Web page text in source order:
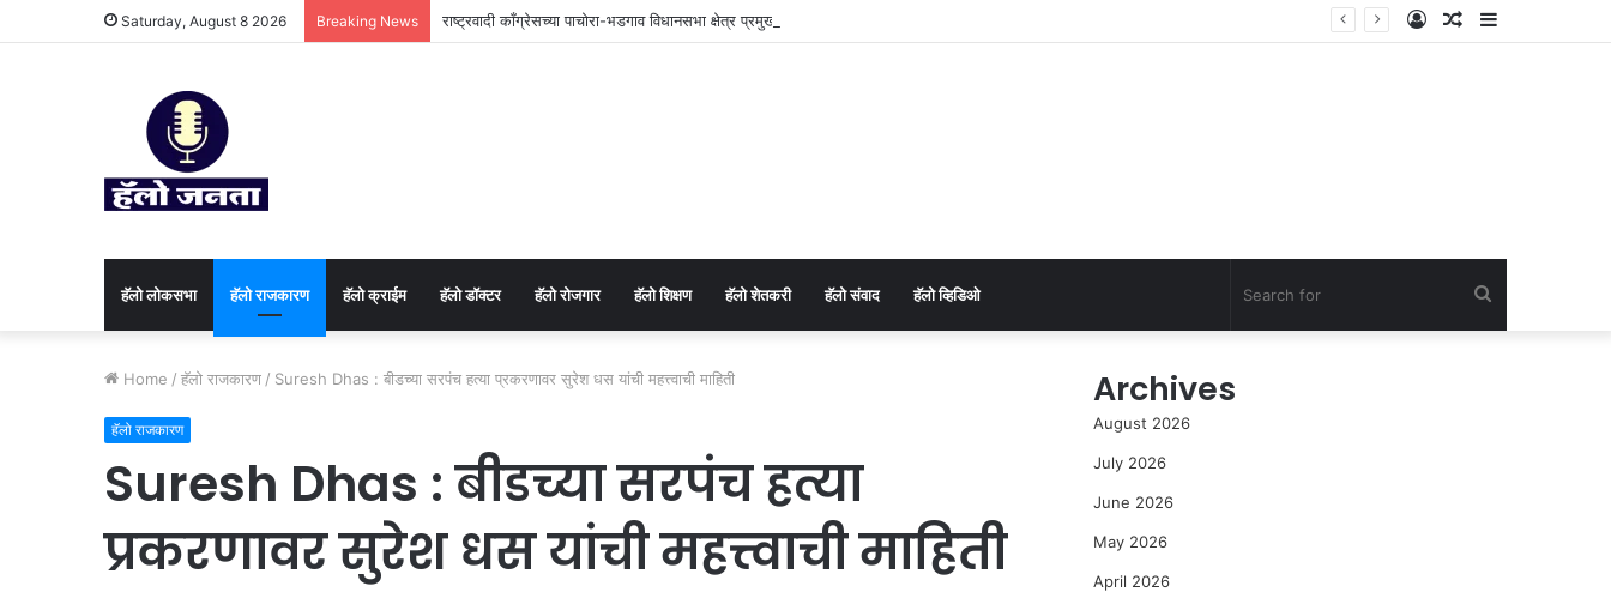
Saturday, August 8 2026 Breaking News राष्ट्रवादी काँग्रेसच्या पाचोरा-भडगाव विधानसभा क्षेत्र प्रमुखपदी हर्षल पाटील यांची नियुक्ती. Sidebar
Random
Log
हॅलो लोकसभा हॅलो राजकारण ⁠हॅलो क्राईम हॅलो डॉक्टर ⁠हॅलो रोजगार हॅलो शिक्षण ⁠हॅलो शेतकरी ⁠हॅलो संवाद ⁠हॅलो व्हिडिओ
Home / हॅलो राजकारण / Suresh Dhas : बीडच्या सरपंच हत्या प्रकरणावर सुरेश धस यांची महत्त्वाची माहिती
हॅलो राजकारण
Suresh Dhas : बीडच्या सरपंच हत्या
प्रकरणावर सुरेश धस यांची महत्त्वाची माहिती
Archives
August 2026
July 2026
June 2026
May 2026
April 2026